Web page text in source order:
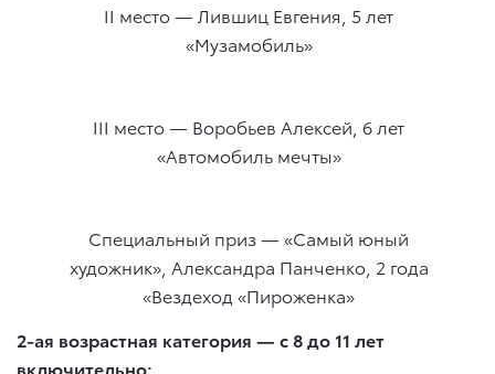
II место — Лившиц Евгения, 5 лет
«Музамобиль»
III место — Воробьев Алексей, 6 лет
«Автомобиль мечты»
Специальный приз — «Самый юный
художник», Александра Панченко, 2 года
«Вездеход «Пироженка»
2-ая возрастная категория — с 8 до 11 лет
включительно: